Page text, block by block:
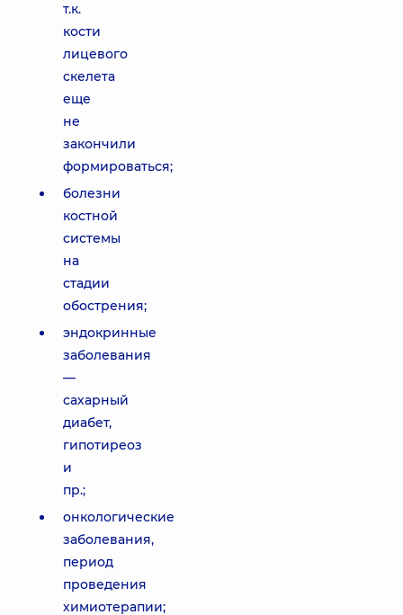
т.к.
кости
лицевого
скелета
еще
не
закончили
формироваться;
болезни
костной
системы
на
стадии
обострения;
эндокринные
заболевания
—
сахарный
диабет,
гипотиреоз
и
пр.;
онкологические
заболевания,
период
проведения
химиотерапии;